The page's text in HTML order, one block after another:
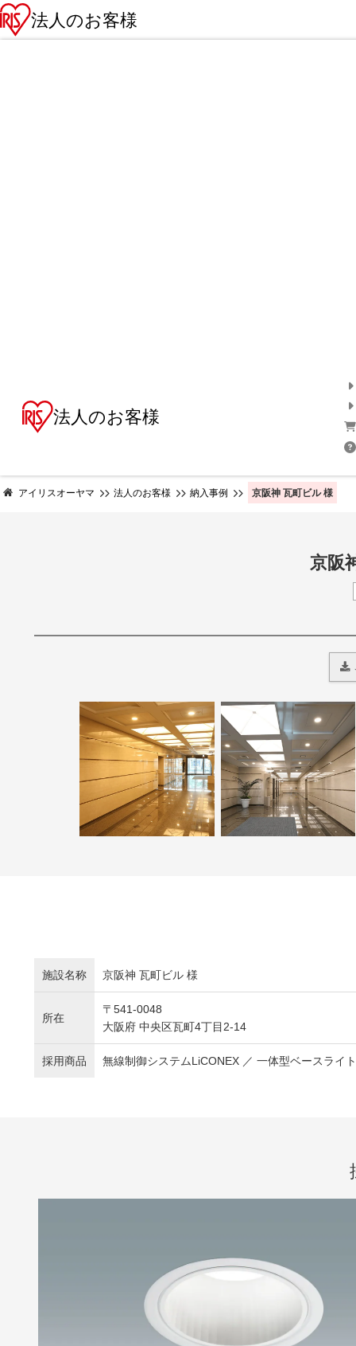
法人のお客様
法人のお客様
アイリスオーヤマ 法人のお客様 納入事例 京阪神 瓦町ビル 様
京阪
施設名称 京阪神 瓦町ビル 様
所在
〒541-0048
大阪府 中央区瓦町4丁目2-14
採用商品 無線制御システムLiCONEX ／ 一体型ベースライ